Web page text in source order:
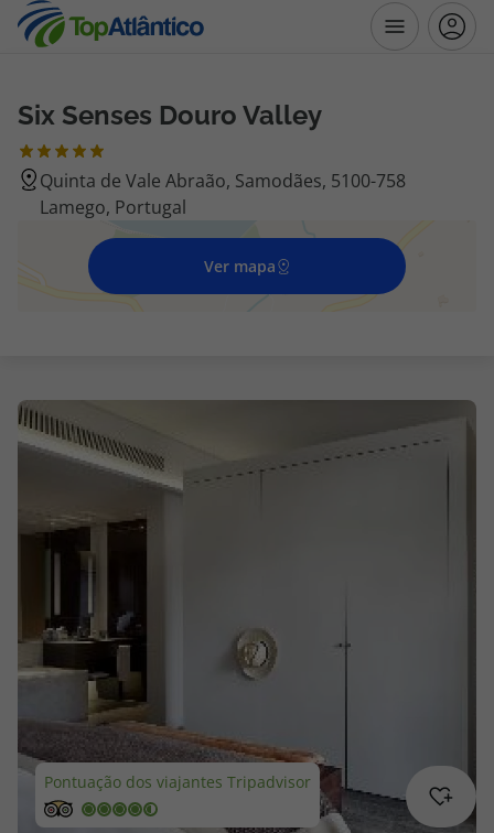
Destinos
Voos
Voos + Hotel
Disneyland ® Paris
Escapadinhas
Cruzeiros
Promoções
Especialistas
Cheque Viagem
Rede de Lojas
Blog TopViagens
Six Senses Douro Valley
Quinta de Vale Abraão, Samodães, 5100-758
Lamego, Portugal
Ver mapa
Pontuação dos viajantes Tripadvisor